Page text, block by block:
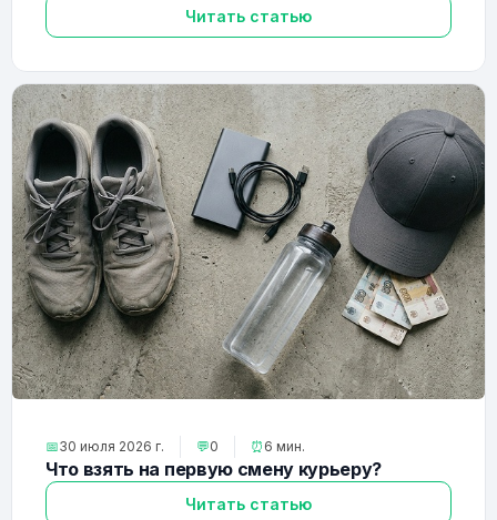
Читать статью
📅30 июля 2026 г. 💬0 ⏰ 6 мин.
Что взять на первую смену курьеру?
Читать статью